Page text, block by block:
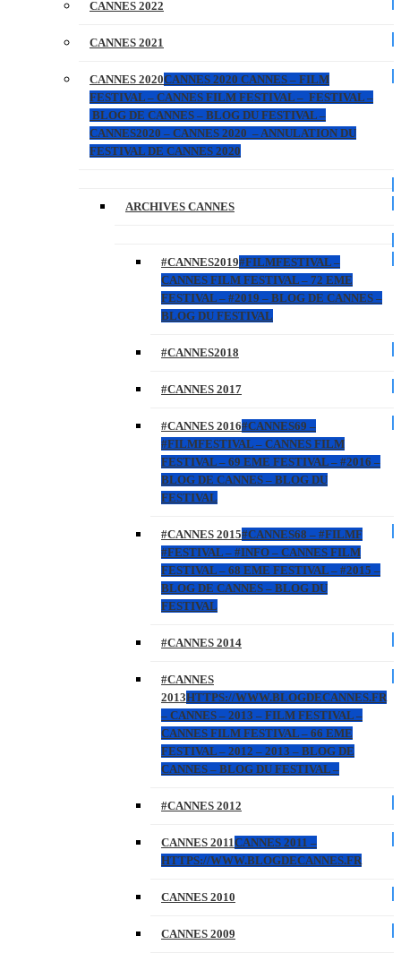
CANNES 2022
CANNES 2021
CANNES 2020CANNES 2020 CANNES – FILM
FESTIVAL – CANNES FILM FESTIVAL – FESTIVAL –
BLOG DE CANNES – BLOG DU FESTIVAL –
CANNES2020 – CANNES 2020 – ANNULATION DU
FESTIVAL DE CANNES 2020
ARCHIVES CANNES
#CANNES2019#FILMFESTIVAL –
CANNES FILM FESTIVAL – 72 EME
FESTIVAL – #2019 – BLOG DE CANNES –
BLOG DU FESTIVAL
#CANNES2018
#CANNES 2017
#CANNES 2016#CANNES69 –
#FILMFESTIVAL – CANNES FILM
FESTIVAL – 69 EME FESTIVAL – #2016 –
BLOG DE CANNES – BLOG DU
FESTIVAL
#CANNES 2015#CANNES68 – #FILMF
#FESTIVAL – #INFO – CANNES FILM
FESTIVAL – 68 EME FESTIVAL – #2015 –
BLOG DE CANNES – BLOG DU
FESTIVAL
#CANNES 2014
#CANNES
2013HTTPS://WWW.BLOGDECANNES.FR
– CANNES – 2013 – FILM FESTIVAL –
CANNES FILM FESTIVAL – 66 EME
FESTIVAL – 2012 – 2013 – BLOG DE
CANNES – BLOG DU FESTIVAL –
#CANNES 2012
CANNES 2011CANNES 2011 –
HTTPS://WWW.BLOGDECANNES.FR
CANNES 2010
CANNES 2009